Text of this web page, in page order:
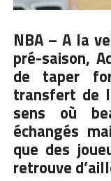
NBA – A la
pré-saison,
de taper
transfert de
sens où
échangés
que des
retrouve